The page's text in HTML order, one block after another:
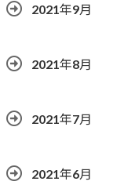
2021年9月
2021年8月
2021年7月
2021年6月